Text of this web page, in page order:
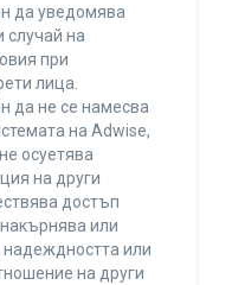
да уведомява
случай на
при
лица.
да не се намесва
на Adwise,
осуетява
на други
достъп
или
надеждността или
на други